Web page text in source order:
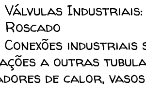
Válvulas Industriais:
Roscado
Conexões
a outras
de calor, vasos